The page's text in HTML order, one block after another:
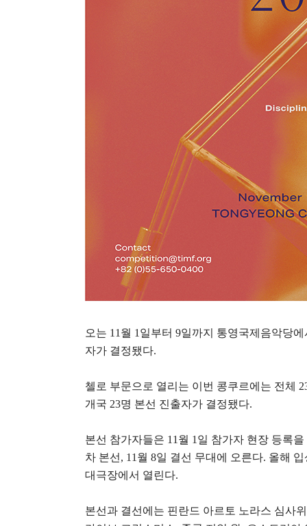
오는 11 월 1 일부터 9일까지 통영국제음악당
자가 결정됐다.
첼로 부문으로 열리는 이번 콩쿠르에는 전체
개국 23명 본선 진출자가 결정됐다.
본선 참가자들은 11 월 1 일 참가자 현장 등록
차 본선 , 11 월 8일 결선 무대에 오른다. 올해
대극장에서 열린다.
본선과 결선에는 핀란드 아르토 노라스 심사